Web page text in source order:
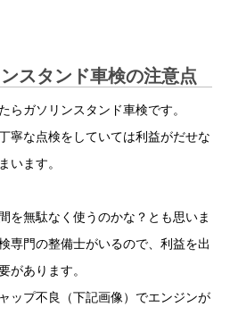
スタンド車検の注意点
らガソリンスタンド車検です。
寧な点検をしていては利益がだせな
います。
を無駄なく使うのかな？とも思いま
専門の整備士がいるので、利益を出
があります。
ップ不良（下記画像）でエンジンが